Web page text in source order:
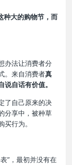
种大的购物节，而
办法让消费者分
。来自消费者真
自话有价值。
了自己原来的决
分享中，被种草
行为。
”，最初并没有在